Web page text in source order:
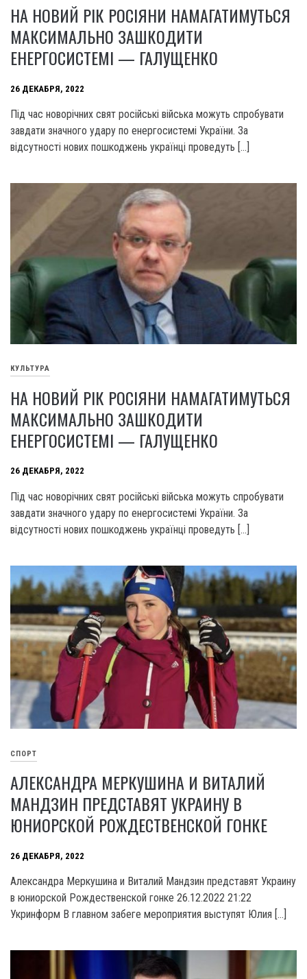
НА НОВИЙ РІК РОСІЯНИ НАМАГАТИМУТЬСЯ
МАКСИМАЛЬНО ЗАШКОДИТИ
ЕНЕРГОСИСТЕМІ — ГАЛУЩЕНКО
26 ДЕКАБРЯ, 2022
Під час новорічних свят російські війська можуть спробувати
завдати значного удару по енергосистемі України. За
відсутності нових пошкоджень українці проведуть […]
КУЛЬТУРА
НА НОВИЙ РІК РОСІЯНИ НАМАГАТИМУТЬСЯ
МАКСИМАЛЬНО ЗАШКОДИТИ
ЕНЕРГОСИСТЕМІ — ГАЛУЩЕНКО
26 ДЕКАБРЯ, 2022
Під час новорічних свят російські війська можуть спробувати
завдати значного удару по енергосистемі України. За
відсутності нових пошкоджень українці проведуть […]
СПОРТ
АЛЕКСАНДРА МЕРКУШИНА И ВИТАЛИЙ
МАНДЗИН ПРЕДСТАВЯТ УКРАИНУ В
ЮНИОРСКОЙ РОЖДЕСТВЕНСКОЙ ГОНКЕ
26 ДЕКАБРЯ, 2022
Александра Меркушина и Виталий Мандзин представят Украину
в юниорской Рождественской гонке 26.12.2022 21:22
Укринформ В главном забеге мероприятия выступят Юлия […]